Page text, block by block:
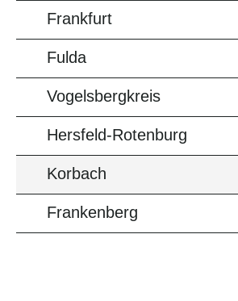
Frankfurt
Fulda
Vogelsbergkreis
Hersfeld-Rotenburg
Korbach
Frankenberg